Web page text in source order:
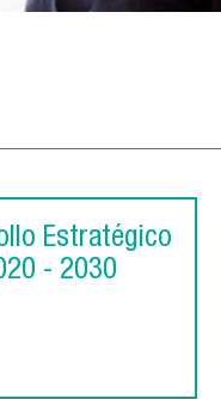
Estratégico
- 2030